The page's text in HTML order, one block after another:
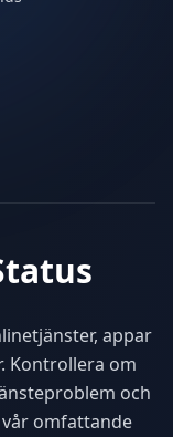
appar
Kontrollera om
och
omfattande